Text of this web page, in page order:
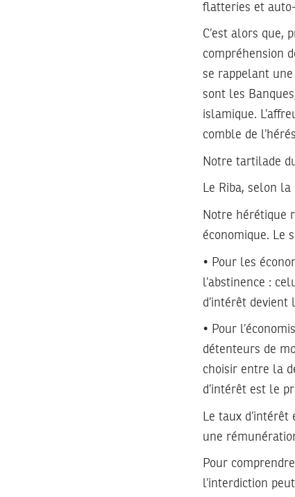
flatteries et
C’est alors que,
compréhension
se rappelant une
sont les
islamique.
comble de
Notre tartilade
Le Riba, selon
Notre hérétique
économique. Le
• Pour les
l’abstinence :
d’intérêt devient
• Pour
détenteurs de
choisir entre la
d’intérêt est le
Le taux
une
Pour
l’interdiction